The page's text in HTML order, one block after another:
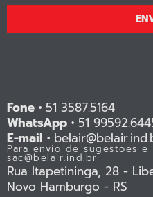
Fone • 51 3587.5164
WhatsApp • 51
E-mail •
Para envio de sugestões
sac@belair.ind.br
Rua Itapetininga, 28 -
Novo Hamburgo - RS